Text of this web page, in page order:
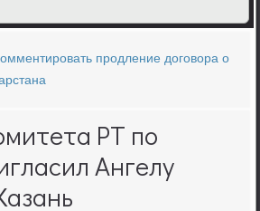
продление договора о
РТ по
Ангелу